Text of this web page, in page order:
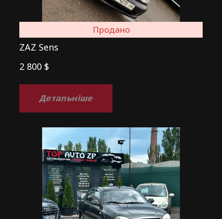
Продано
ZAZ Sens
2 800 $
Детальніше